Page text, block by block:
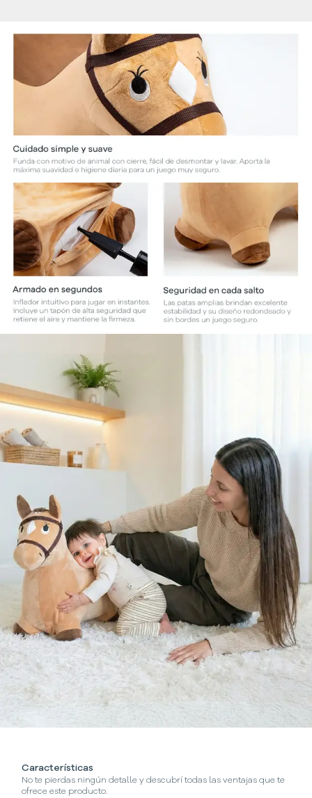
Características
No te pierdas ningún detalle y descubrí todas las ventajas que te
ofrece este producto.